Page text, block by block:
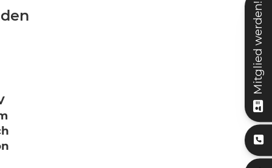
Mitglied werden!